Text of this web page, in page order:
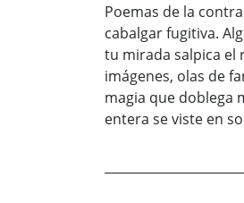
Poemas de la
cabalgar fugitiva.
tu mirada salpica el
imágenes, olas de
magia que doblega
entera se viste en